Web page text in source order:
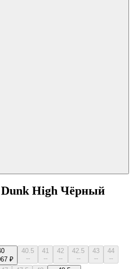
Dunk High Чёрный
₽
40.5
--
41
--
42
--
42.5
--
43
--
44
--